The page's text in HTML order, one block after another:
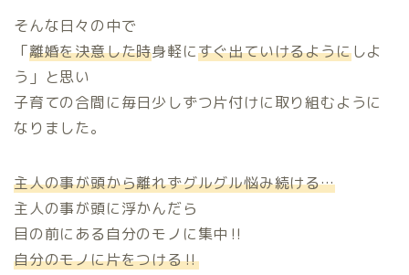
そんな日々の中で
「離婚を決意した時身軽にすぐ出ていけるようにしよ
う」と思い
子育ての合間に毎日少しずつ片付けに取り組むように
なりました。
主人の事が頭から離れずグルグル悩み続ける…
主人の事が頭に浮かんだら
目の前にある自分のモノに集中‼
自分のモノに片をつける‼